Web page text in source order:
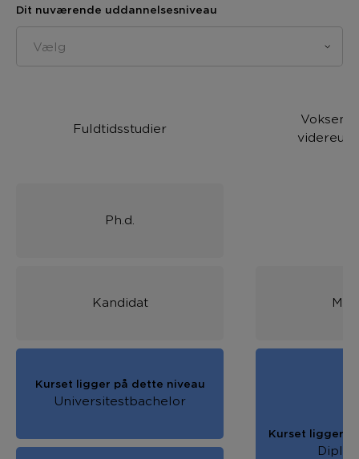
Dit nuværende uddannelsesniveau
Vælg
Fuldtidsstudier
Ph.d.
Kandidat
Kurset ligger på dette niveau
Universitestbachelor
Voksen-
Kurset ligger